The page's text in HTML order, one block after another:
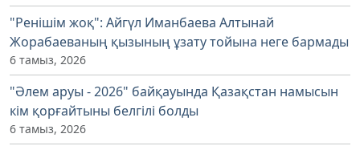
"Ренішім жоқ": Айгүл Иманбаева Алтынай
Жорабаеваның қызының ұзату тойына неге бармады
6 тамыз, 2026
"Әлем аруы - 2026" байқауында Қазақстан намысын
кім қорғайтыны белгілі болды
6 тамыз, 2026